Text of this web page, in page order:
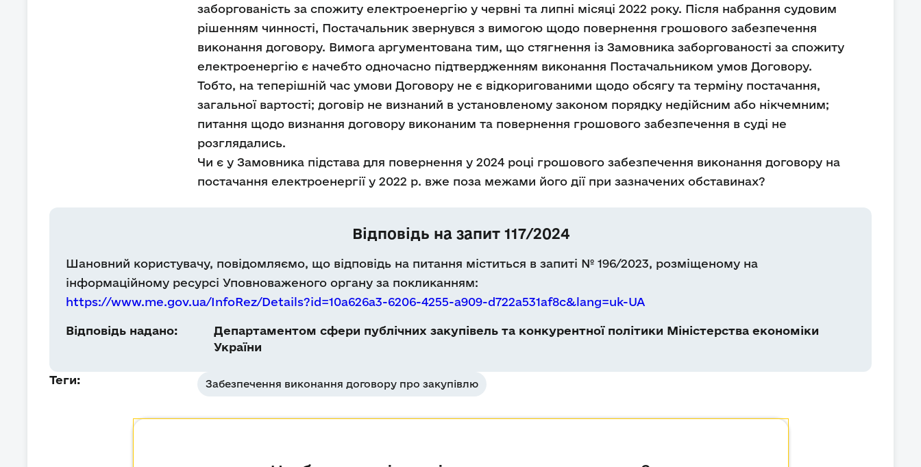
заборгованість за спожиту електроенергію у червні та липні місяці 2022 року. Після набрання судовим
рішенням чинності, Постачальник звернувся з вимогою щодо повернення грошового забезпечення
виконання договору. Вимога аргументована тим, що стягнення із Замовника заборгованості за спожиту
електроенергію є начебто одночасно підтвердженням виконання Постачальником умов Договору.
Тобто, на теперішній час умови Договору не є відкоригованими щодо обсягу та терміну постачання,
загальної вартості; договір не визнаний в установленому законом порядку недійсним або нікчемним;
питання щодо визнання договору виконаним та повернення грошового забезпечення в суді не
розглядались.
Чи є у Замовника підстава для повернення у 2024 році грошового забезпечення виконання договору на
постачання електроенергії у 2022 р. вже поза межами його дії при зазначених обставинах?
Відповідь на запит 117/2024
Шановний користувачу, повідомляємо, що відповідь на питання міститься в запиті № 196/2023, розміщеному на
інформаційному ресурсі Уповноваженого органу за покликанням:
https://www.me.gov.ua/InfoRez/Details?id=10a626a3-6206-4255-a909-d722a531af8c&lang=uk-UA
Відповідь надано:
Департаментом сфери публічних закупівель та конкурентної політики Міністерства економіки
України
Теги: Забезпечення виконання договору про закупівлю